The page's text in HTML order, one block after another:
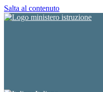
Salta al contenuto